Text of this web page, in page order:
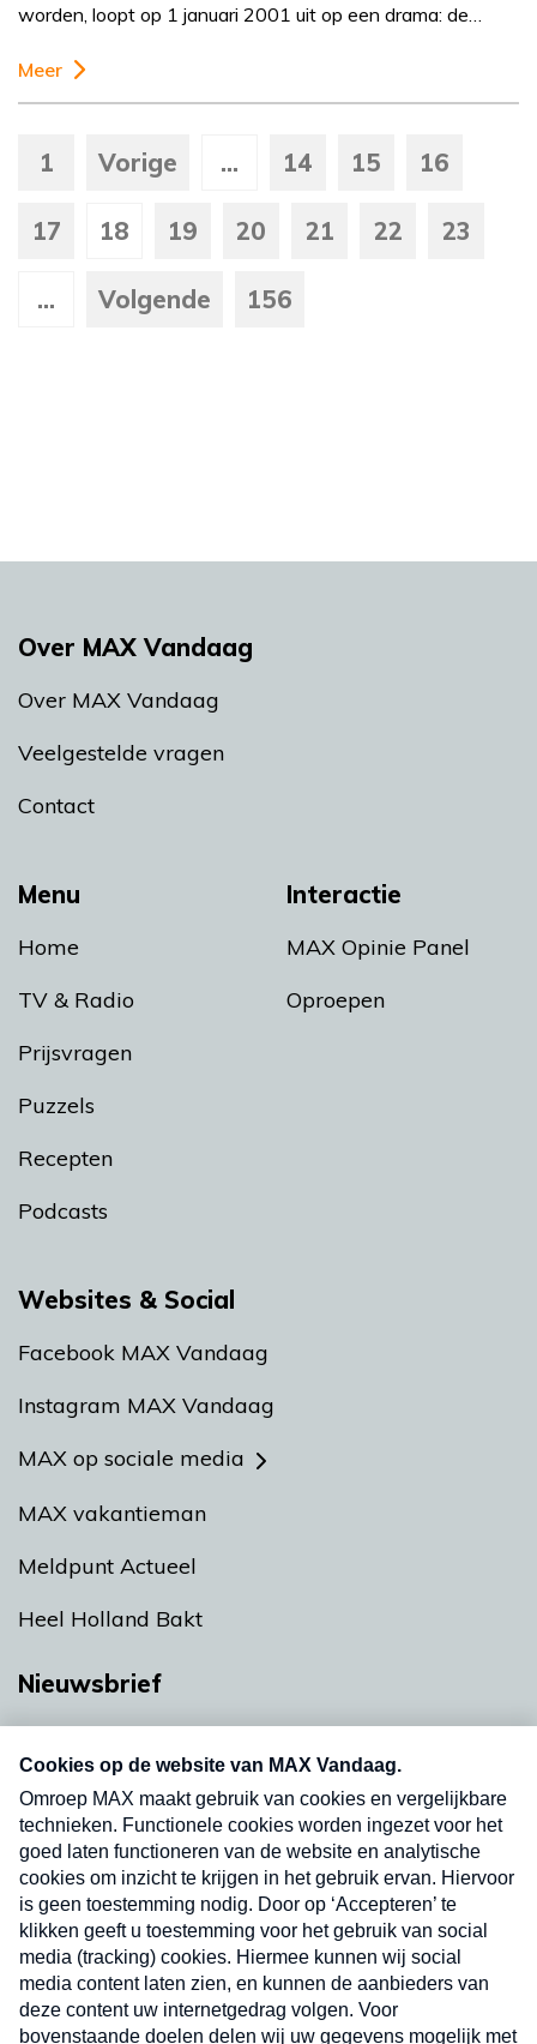
worden, loopt op 1 januari 2001 uit op een drama: de…
Meer
1 Vorige ... 14 15 16
17 18 19 20 21 22 23
... Volgende 156
Menu
Home
TV & Radio
Prijsvragen
Puzzels
Recepten
Podcasts
Interactie
MAX Opinie Panel
Oproepen
Over MAX Vandaag
Over MAX Vandaag
Veelgestelde vragen
Contact
Websites & Social
Facebook MAX Vandaag
Instagram MAX Vandaag
MAX op sociale media
MAX vakantieman
Meldpunt Actueel
Heel Holland Bakt
Nieuwsbrief
nieuwsbrief. Elke vrijdag- en dinsdagochtend in
uw mailbox.
Verzend